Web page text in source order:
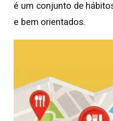
é um conjunto de
e bem orientados.